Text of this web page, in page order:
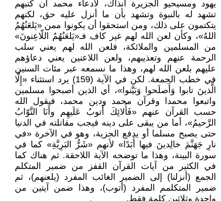
یهود ومسیحیو الجزيرة آنذاك، لادعاء محمد أن كتبهم
تشهد له بالنبوة وتشهد بأن ما أنزل عليه حق، لكنهم
يتكتمون على ذلك، ومن استحقوا أن يكونوا ممن «يَلعَنُهُمُ
اللهُ»، وكأن لعن الله لهم غير كاف فـ«يَلعَنُهُمُ اللّاعِنونَ»
من المسلمين والملائكة، فلعن الله لهم يعني سلب
الرحمة عنهم وتعذيبهم، ولعن اللاعنين يعني دعاؤهم
عليهم بلعن الله لهم، وهذا ما نسمعه عبر مئات السنين
في خطب الجمعة. لكن في الآية (159) يرد استثناء «إِلَّا
الَّذينَ تابوا وَأَصلَحوا وَبَيَّنوا»، أي الذين أصبحوا مسلمين
واتبعوا محمدا وقرآن محمد ودين محمد، فيقول الله
حسب القرآن عنهم «فَأُلائِكَ أَتوبُ عَلَيهِم وأَنَا التَّوّابُ
الرَّحيمُ»، أما من يبقى على دينه فيجب مقاتلته في الدنيا
حتى يصبح مسلما أو يدفع الجزية، وهو في الآخرة «في
نارِ جَهَنَّمَ خالِدينَ فيها أَبَدًا» لأنهم «شَرُّ البَرِيَّةِ» كما في
سورة البينة، وهذا ما توضحه الآية اللاحقة. ثم هناك كما
في الكثير من آيات القرآن القفز من ضمير المتكلم
الجمع (أنزلنا) إلى الضمير الغائب المفرد (يلعنهم)، ثم
ضمير المتكلمم المفرد (أتوب)، وهذا ضمن آيتين من
واحدة وثلاثين كلمة فقط.